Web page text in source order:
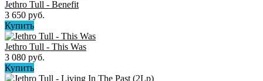
Jethro Tull - Benefit
3 650 руб.
Купить
Jethro Tull - This Was
3 080 руб.
Купить